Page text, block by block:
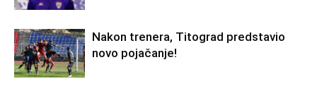
Nakon trenera, Titograd predstavio
novo pojačanje!